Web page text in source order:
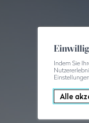
Indem Sie
Alle